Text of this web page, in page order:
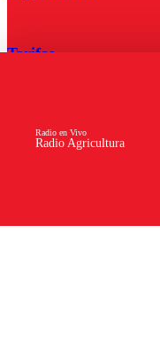
Radio Agricultura
Radio en Vivo
Tarifas